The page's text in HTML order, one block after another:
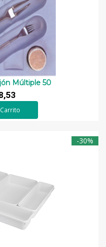
Múltiple 50
-30%